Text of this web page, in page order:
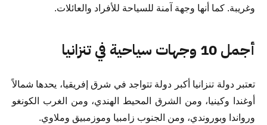
وغريبة. كما أنها وجهة آمنة للسياحة للأفراد والعائلات.
أجمل 10 وجهات سياحية في تنزانيا
تعتبر دولة تنزانيا أكبر دولة تتواجد في شرق إفريقيا، يحدها شمالاً
أوغندا وكينيا، ومن الشرق المحيط الهندي، ومن الغرب الكونغو
ورواندا وبوروندي، ومن الجنوب زامبيا وموزمبيق وملاوي.